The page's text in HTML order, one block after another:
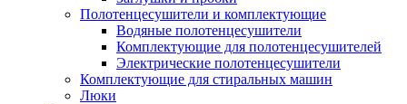
Полотенцесушители и комплектующие
Водяные полотенцесушители
Комплектующие для полотенцесушителей
Электрические полотенцесушители
Комплектующие для стиральных машин
Люки